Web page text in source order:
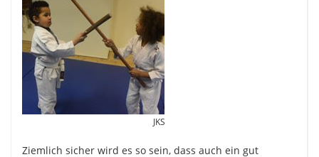
JKS
Ziemlich sicher wird es so sein, dass auch ein gut